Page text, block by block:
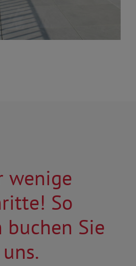
wenige
So
buchen Sie
uns.